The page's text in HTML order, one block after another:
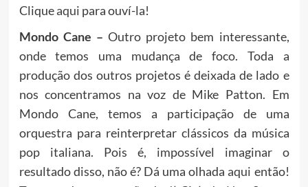
Cliqueaqui para ouví-la!
Mondo Cane – Outro projeto bem interessante,
onde temos uma mudança de foco. Toda a
produção dos outros projetos é deixada de lado e
nos concentramos na voz de Mike Patton. Em
Mondo Cane, temos a participação de uma
orquestra para reinterpretar clássicos da música
pop italiana. Pois é, impossível imaginar o
resultado disso, não é? Dá uma olhada aqui então!